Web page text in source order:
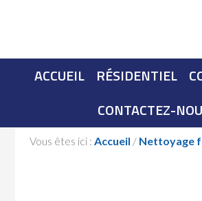
ACCUEIL RÉSIDENTIEL
CONTACTEZ-
Vous êtes ici : Accueil / Nettoyage